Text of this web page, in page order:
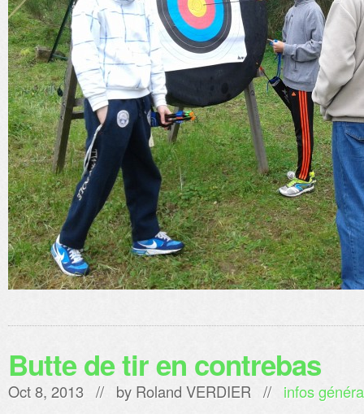
Butte de tir en contrebas
Oct 8, 2013 // by Roland VERDIER // infos